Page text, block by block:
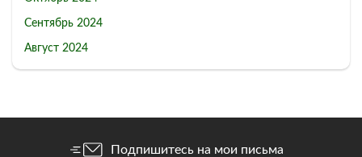
Сентябрь 2024
Август 2024
Подпишитесь на мои письма